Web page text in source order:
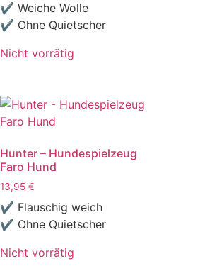
✔ Weiche Wolle
✔ Ohne Quietscher
Nicht vorrätig
Hunter – Hundespielzeug
Faro Hund
13,95 €
✔ Flauschig weich
✔ Ohne Quietscher
Nicht vorrätig